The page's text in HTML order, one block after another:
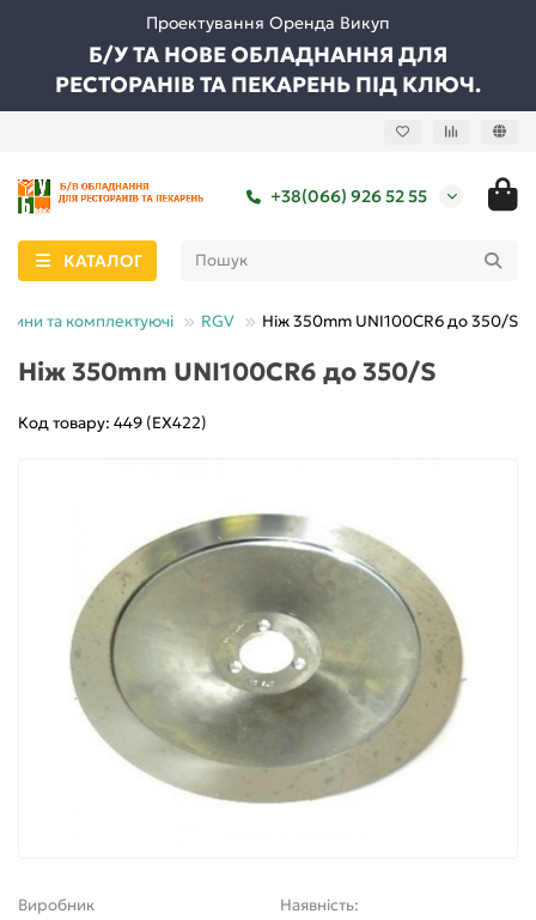
Проектування Оренда Викуп
Б/У ТА НОВЕ ОБЛАДНАННЯ ДЛЯ
РЕСТОРАНІВ ТА ПЕКАРЕНЬ ПІД КЛЮЧ.
+38(066) 926 52 55
КАТАЛОГ
та комплектуючі RGV Ніж 350mm UNI100CR6 до 350/S
Ніж 350mm UNI100CR6 до 350/S
Код товару: 449 (EX422)
Виробник Наявність: